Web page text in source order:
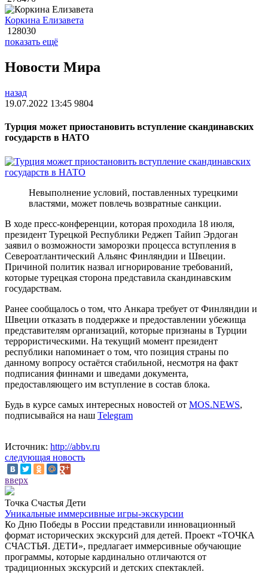
Коркина Елизавета
128030
показать ещё
Новости Мира
назад
19.07.2022 13:45 9804
Турция может приостановить вступление скандинавских
государств в НАТО
Невыполнение условий, поставленных турецкими
властями, может повлечь возвратные санкции.
В ходе пресс-конференции, которая проходила 18 июля,
президент Турецкой Республики Реджеп Тайип Эрдоган
заявил о возможности заморозки процесса вступления в
Североатлантический Альянс Финляндии и Швеции.
Причиной политик назвал игнорирование требований,
которые турецкая сторона представила скандинавским
государствам.
Ранее сообщалось о том, что Анкара требует от Финляндии и
Швеции отказать в поддержке и предоставлении убежища
представителям организаций, которые признаны в Турции
террористическими. На текущий момент президент
республики напоминает о том, что позиция страны по
данному вопросу остаётся стабильной, несмотря на факт
подписания финнами и шведами документа,
предоставляющего им вступление в состав блока.
Будь в курсе самых интересных новостей от MOS.NEWS,
подписывайся на наш Telegram
Источник: http://abbv.ru
следующая новость
вверх
Точка Счастья Дети
Уникальные иммерсивные игры-экскурсии
Ко Дню Победы в России представили инновационный
формат исторических экскурсий для детей. Проект «ТОЧКА
СЧАСТЬЯ. ДЕТИ», предлагает иммерсивные обучающие
программы, которые кардинально отличаются от
традиционных экскурсий и детских спектаклей.